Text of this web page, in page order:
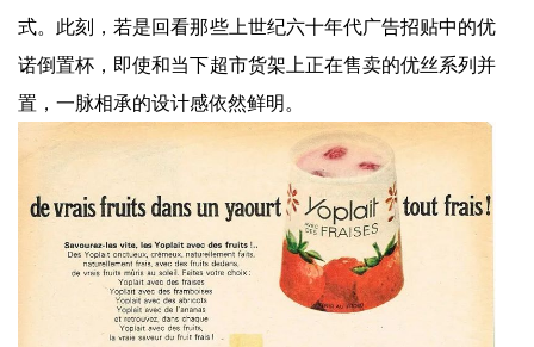
式。此刻，若是回看那些上世纪六十年代广告招贴中的优
诺倒置杯，即使和当下超市货架上正在售卖的优丝系列并
置，一脉相承的设计感依然鲜明。